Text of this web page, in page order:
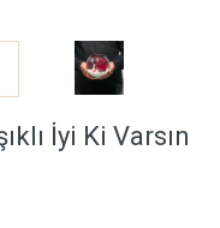
İyi Ki Varsın